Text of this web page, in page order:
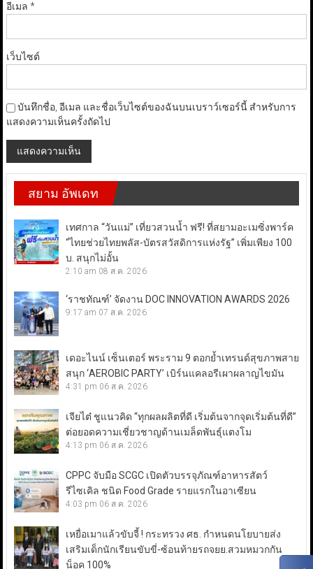
อีเมล *
เว็บไซต์
บันทึกชื่อ, อีเมล และชื่อเว็บไซต์ของฉันบนเบราว์เซอร์นี้ สำหรับการ
แสดงความเห็นครั้งถัดไป
สยาม อัพเดท
เทศกาล “วันแม่” เที่ยวสวนน้ำ ฟรี! ที่สยามอะเมซิ่งพาร์ค
“ไทยช่วยไทยพลัส-บัตรสวัสดิการแห่งรัฐ” เพิ่มเพียง 100
บ. สนุกไม่อั้น
2:10 am 08 ส.ค. 2026
‘ราชทัณฑ์’ จัดงาน DOC INNOVATION AWARDS 2026
9:17 am 07 ส.ค. 2026
เดอะไนน์ เซ็นเตอร์ พระราม 9 ตอกย้ำเทรนด์สุขภาพสาย
สนุก ‘AEROBIC PARTY’ เบิร์นแคลอรีเผาผลาญไขมัน
4:31 pm 06 ส.ค. 2026
เจียไต๋ ชูแนวคิด “ทุกผลผลิตที่ดี เริ่มต้นจากจุดเริ่มต้นที่ดี”
ต่อยอดความเชี่ยวชาญด้านเมล็ดพันธุ์แตงโม
4:13 pm 06 ส.ค. 2026
CPPC จับมือ SCGC เปิดตัวบรรจุภัณฑ์อาหารสัตว์
รีไซเคิล ชนิด Food Grade รายแรกในอาเซียน
4:03 pm 06 ส.ค. 2026
เหยื่อเมาแล้วขับจี้ ! กระทรวง ศธ. กำหนดนโยบายส่ง
เสริมเด็กนักเรียนขับขี่-ซ้อนท้ายรถจยย.สวมหมวกกัน
น็อค 100%